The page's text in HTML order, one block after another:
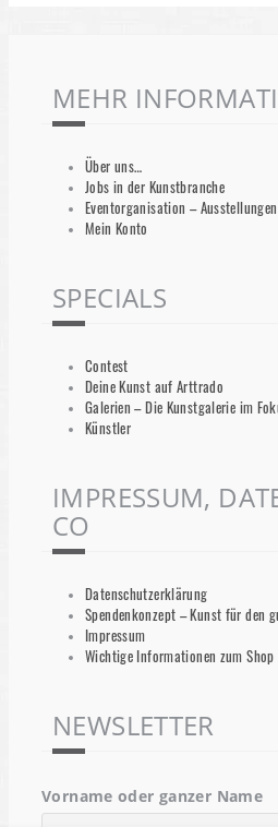
MEHR
Über uns…
Jobs in der Kunstbranche
Eventorganisation –
Mein Konto
SPECIALS
Contest
Deine Kunst auf Arttrado
Galerien – Die Kunstgalerie im
Künstler
IMPRESSUM,
CO
Datenschutzerklärung
Spendenkonzept – Kunst für den
Impressum
Wichtige Informationen zum Shop
NEWSLETTER
Vorname oder ganzer Name